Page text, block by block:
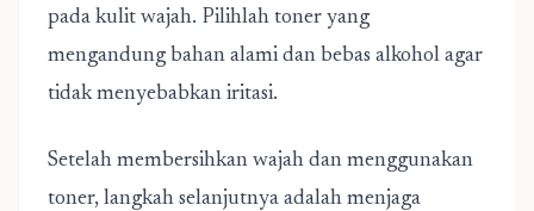
pada kulit wajah. Pilihlah toner yang
mengandung bahan alami dan bebas alkohol agar
tidak menyebabkan iritasi.
Setelah membersihkan wajah dan menggunakan
toner, langkah selanjutnya adalah menjaga